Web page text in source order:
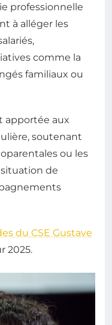
professionnelle
à alléger les
comme la
familiaux ou
apportée aux
soutenant
ou les
de
du CSE Gustave
2025.